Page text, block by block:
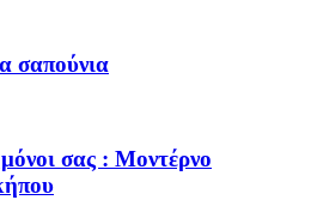
σαπούνια
σας : Μοντέρνο